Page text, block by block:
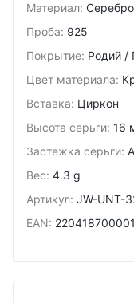
Материал: Серебро
Проба: 925
Покрытие: Родий /
Цвет материала:
Вставка: Циркон
Высота серьги: 16
Застежка серьги:
Вес: 4.3 g
Артикул: JW-UNT-
EAN: